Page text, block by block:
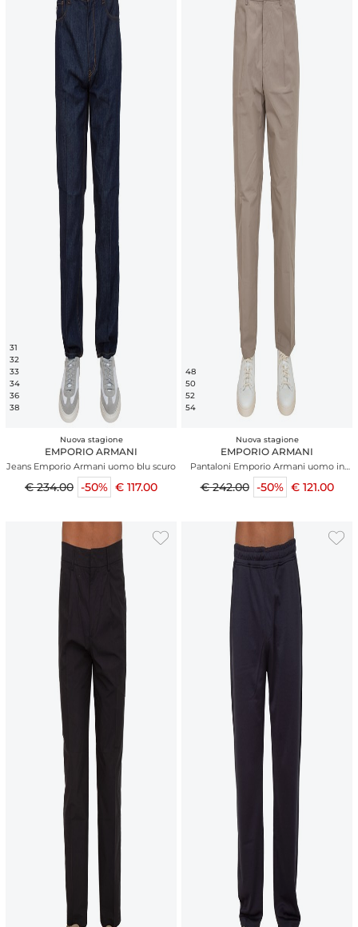
31
32
33
34
36
38
Nuova stagione
EMPORIO ARMANI
Jeans Emporio Armani uomo blu scuro
€ 234.00 -50% € 117.00
48
50
52
54
Nuova stagione
EMPORIO ARMANI
Pantaloni Emporio Armani uomo in
cotone khaki
€ 242.00 -50% € 121.00